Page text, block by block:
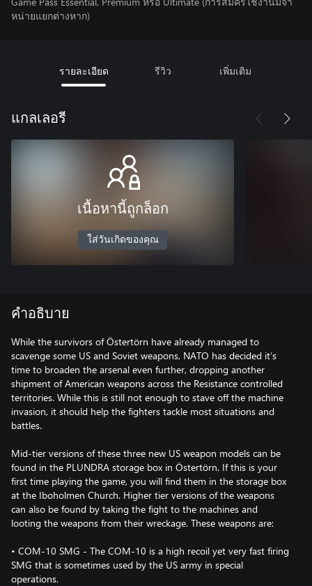
หน่ายแยกต่างหาก)
รายละเอียด รีวิว เพิ่มเติม
แกลเลอรี
เนื้อหานี้ถูกล็อก
ใส่วันเกิดของคุณ
คำอธิบาย
While the survivors of Östertörn have already managed to
scavenge some US and Soviet weapons, NATO has decided it’s
time to broaden the arsenal even further, dropping another
shipment of American weapons across the Resistance controlled
territories. While this is still not enough to stave off the machine
invasion, it should help the fighters tackle most situations and
battles.
Mid-tier versions of these three new US weapon models can be
found in the PLUNDRA storage box in Östertörn. If this is your
first time playing the game, you will find them in the storage box
at the Iboholmen Church. Higher tier versions of the weapons
can also be found by taking the fight to the machines and
looting the weapons from their wreckage. These weapons are:
• COM-10 SMG - The COM-10 is a high recoil yet very fast firing
SMG that is sometimes used by the US army in special
operations.